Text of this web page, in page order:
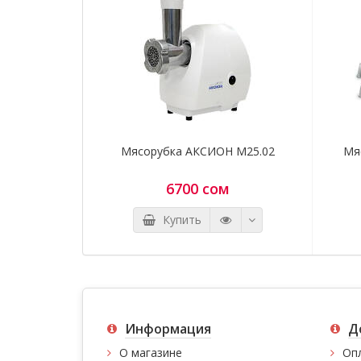
Мясорубка АКСИОН М25.02
6700 сом
Купить
Информация
О магазине